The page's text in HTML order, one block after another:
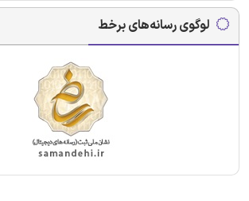
لوگوی رسانه‌های برخط